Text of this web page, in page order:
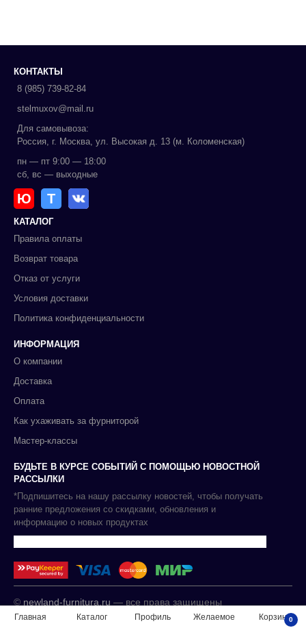
КОНТАКТЫ
8 (985) 739-82-84
stelmuxov@mail.ru
Для самовывоза:
Россия, г. Москва, ул. Высокая д. 13 (м. Коломенская)
пн — пт 9:00 — 18:00
сб, вс — выходные
Ю Т
КАТАЛОГ
Правила оплаты
Возврат товара
Отказ от услуги
Условия доставки
Политика конфиденциальности
ИНФОРМАЦИЯ
О компании
Доставка
Оплата
Как ухаживать за фурниторой
Мастер-классы
БУДЬТЕ В КУРСЕ СОБЫТИЙ С ПОМОЩЬЮ НОВОСТНОЙ
РАССЫЛКИ
*Подпишитесь на нашу рассылку новостей, чтобы получать
ранние предложения со скидками, обновления и
информацию о новых продуктах
© newland-furnitura.ru — все права защищены
Главная Каталог Профиль Желаемое Корзина0